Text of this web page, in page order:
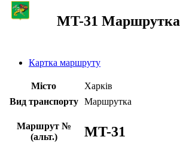
MT-31 Маршрутка
Картка маршруту
Місто
Харків
Вид транспорту
Маршрутка
Маршрут №
(альт.)
MT-31